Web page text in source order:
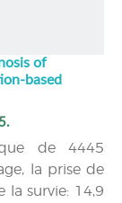
of
based
de 4445
la prise de
la survie: 14,9